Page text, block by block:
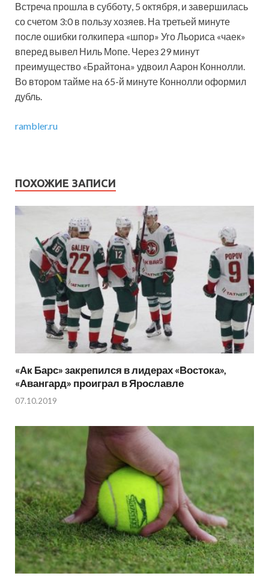
Встреча прошла в субботу, 5 октября, и завершилась
со счетом 3:0 в пользу хозяев. На третьей минуте
после ошибки голкипера «шпор» Уго Льориса «чаек»
вперед вывел Ниль Мопе. Через 29 минут
преимущество «Брайтона» удвоил Аарон Коннолли.
Во втором тайме на 65-й минуте Коннолли оформил
дубль.
rambler.ru
ПОХОЖИЕ ЗАПИСИ
«Ак Барс» закрепился в лидерах «Востока»,
«Авангард» проиграл в Ярославле
07.10.2019